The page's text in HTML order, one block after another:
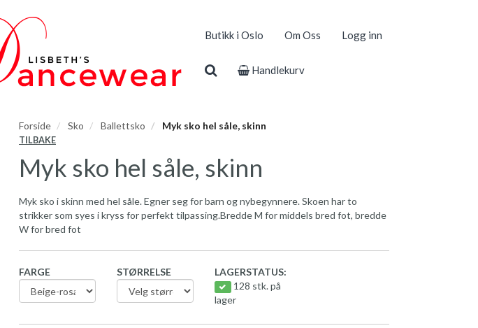
Butikk i Oslo Om Oss Logg inn
Handlekurv
Forside Sko Ballettsko Myk sko hel såle, skinn
TILBAKE
Myk sko hel såle, skinn
Myk sko i skinn med hel såle. Egner seg for barn og nybegynnere. Skoen har to
strikker som syes i kryss for perfekt tilpassing.Bredde M for middels bred fot, bredde
W for bred fot
FARGE STØRRELSE
LAGERSTATUS:
128 stk. på
lager